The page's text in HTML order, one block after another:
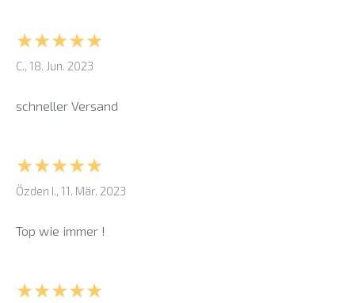
★★★★★
C., 18. Jun. 2023
schneller Versand
★★★★★
Özden I., 11. Mär. 2023
Top wie immer !
★★★★★